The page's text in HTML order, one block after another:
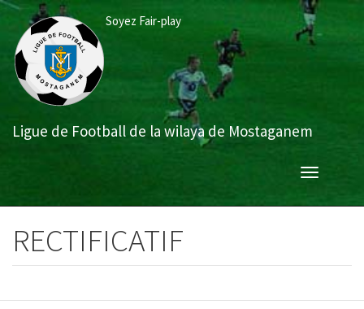
Aller
contenu
principal
Ligue de Football de la wilaya de Mostaganem
Soyez Fair-play
Toggle
RECTIFICATIF